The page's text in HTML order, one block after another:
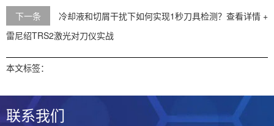
下一条
查看详情 +
冷却液和切屑干扰下如何实现1秒刀具检测？
雷尼绍TRS2激光对刀仪实战
本文标签：
联系我们